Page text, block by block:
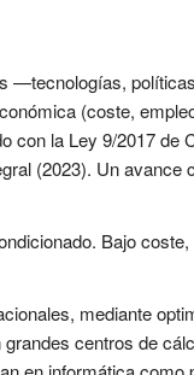
—tecnologías,
(coste,
con la Ley 9/2017 de
(2023). Un avance
Bajo coste,
mediante
centros de